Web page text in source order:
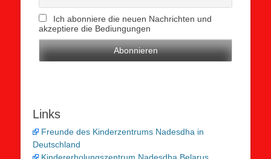
Ich abonniere die neuen Nachrichten und
akzeptiere die Bediungungen
Links
Freunde des Kinderzentrums Nadesdha in
Deutschland